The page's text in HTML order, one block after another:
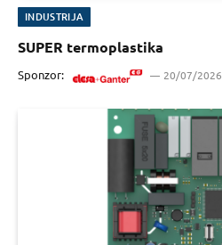
INDUSTRIJA
SUPER termoplastika
Sponzor: 20/07/2026